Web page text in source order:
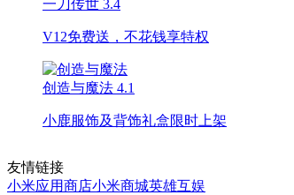
一刀传世 3.4
V12免费送，不花钱享特权
创造与魔法 4.1
小鹿服饰及背饰礼盒限时上架
友情链接
小米应用商店小米商城英雄互娱